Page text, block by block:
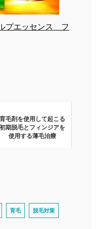
プエッセンス フ
育毛剤を使用して起こる
初期脱毛とフィンジアを
使用する薄毛治療
育毛 脱毛対策